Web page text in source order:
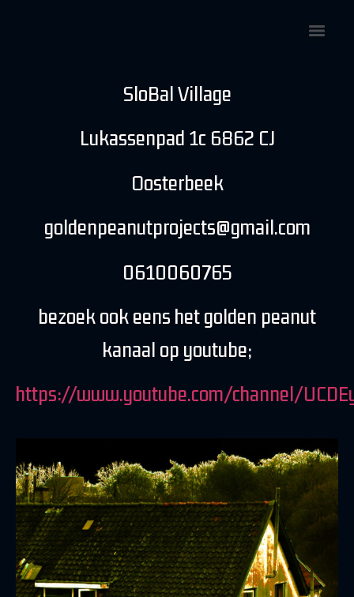
SloBal Village
Lukassenpad 1c 6862 CJ
Oosterbeek
goldenpeanutprojects@gmail.com
0610060765
bezoek ook eens het golden peanut
kanaal op youtube;
https://www.youtube.com/channel/